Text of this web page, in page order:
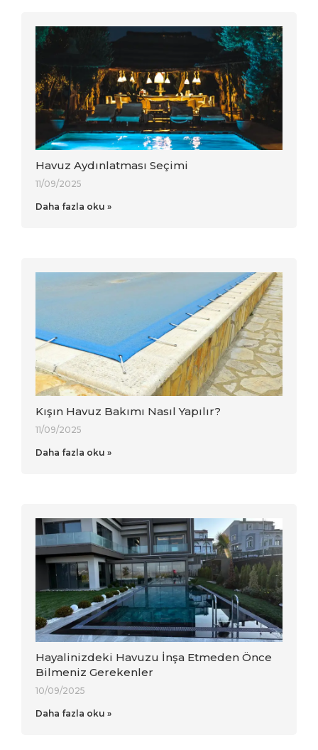
Havuz Aydınlatması Seçimi
11/09/2025
Daha fazla oku »
Kışın Havuz Bakımı Nasıl Yapılır?
11/09/2025
Daha fazla oku »
Hayalinizdeki Havuzu İnşa Etmeden Önce
Bilmeniz Gerekenler
10/09/2025
Daha fazla oku »